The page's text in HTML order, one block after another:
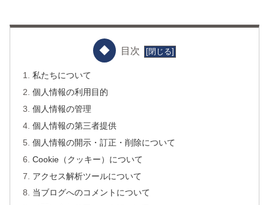
目次
私たちについて
個人情報の利用目的
個人情報の管理
個人情報の第三者提供
個人情報の開示・訂正・削除について
Cookie（クッキー）について
アクセス解析ツールについて
当ブログへのコメントについて